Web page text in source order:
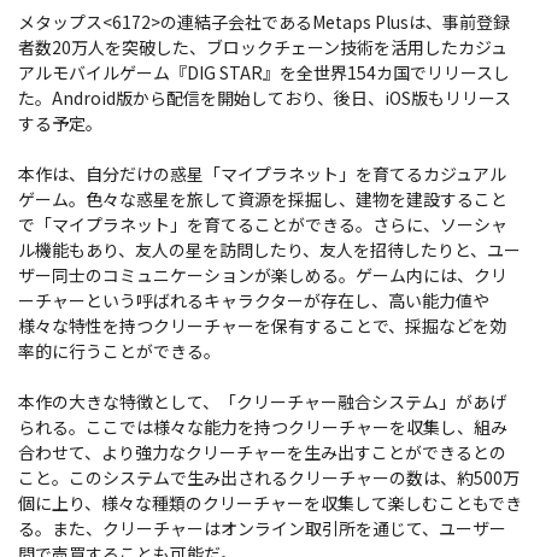
​メタップス<6172>の連結子会社であるMetaps Plusは、事前登録
者数20万人を突破した、ブロックチェーン技術を活用したカジュ
アルモバイルゲーム『DIG STAR』を全世界154カ国でリリースし
た。Android版から配信を開始しており、後日、iOS版もリリース
する予定。
本作は、自分だけの惑星「マイプラネット」を育てるカジュアル
ゲーム。色々な惑星を旅して資源を採掘し、建物を建設すること
で「マイプラネット」を育てることができる。さらに、ソーシャ
ル機能もあり、友人の星を訪問したり、友人を招待したりと、ユー
ザー同士のコミュニケーションが楽しめる。ゲーム内には、クリ
ーチャーという呼ばれるキャラクターが存在し、高い能力値や
様々な特性を持つクリーチャーを保有することで、採掘などを効
率的に行うことができる。
本作の大きな特徴として、「クリーチャー融合システム」があげ
られる。ここでは様々な能力を持つクリーチャーを収集し、組み
合わせて、より強力なクリーチャーを生み出すことができるとの
こと。このシステムで生み出されるクリーチャーの数は、約500万
個に上り、様々な種類のクリーチャーを収集して楽しむこともでき
る。また、クリーチャーはオンライン取引所を通じて、ユーザー